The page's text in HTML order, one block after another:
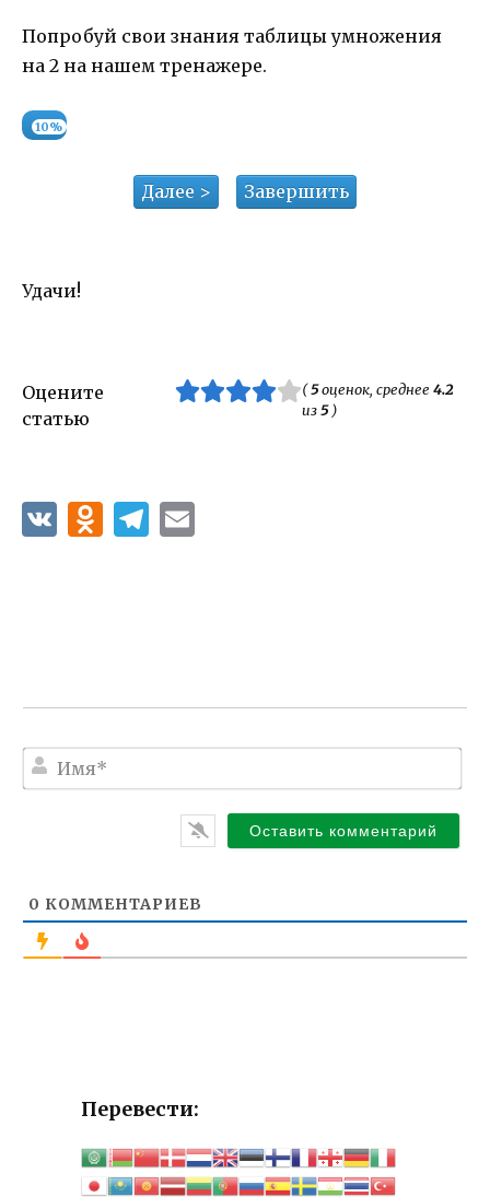
Попробуй свои знания таблицы умножения
на 2 на нашем тренажере.
10%
Удачи!
Оцените
статью
(5оценок, среднее4.2
из5)
0 КОММЕНТАРИЕВ
Перевести: